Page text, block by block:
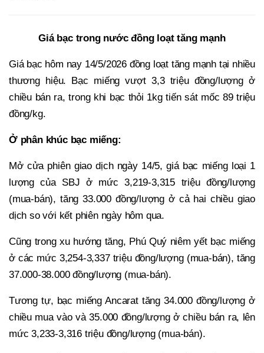
Giá bạc trong nước đồng loạt tăng mạnh
Giá bạc hôm nay 14/5/2026 đồng loạt tăng mạnh tại nhiều
thương hiệu. Bạc miếng vượt 3,3 triệu đồng/lượng ở
chiều bán ra, trong khi bạc thỏi 1kg tiến sát mốc 89 triệu
đồng/kg.
Ở phân khúc bạc miếng:
Mở cửa phiên giao dịch ngày 14/5, giá bạc miếng loại 1
lượng của SBJ ở mức 3,219-3,315 triệu đồng/lượng
(mua-bán), tăng 33.000 đồng/lượng ở cả hai chiều giao
dịch so với kết phiên ngày hôm qua.
Cũng trong xu hướng tăng, Phú Quý niêm yết bạc miếng
ở các mức 3,254-3,337 triệu đồng/lượng (mua-bán), tăng
37.000-38.000 đồng/lượng (mua-bán).
Tương tự, bạc miếng Ancarat tăng 34.000 đồng/lượng ở
chiều mua vào và 35.000 đồng/lượng ở chiều bán ra, lên
mức 3,233-3,316 triệu đồng/lượng (mua-bán).